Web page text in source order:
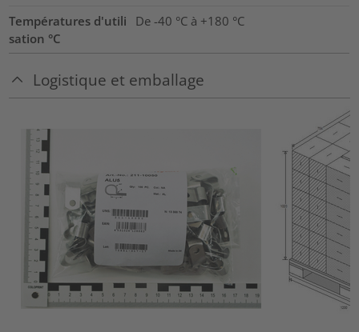
Températures d'utili
sation °C
De -40 °C à +180 °C
Logistique et emballage